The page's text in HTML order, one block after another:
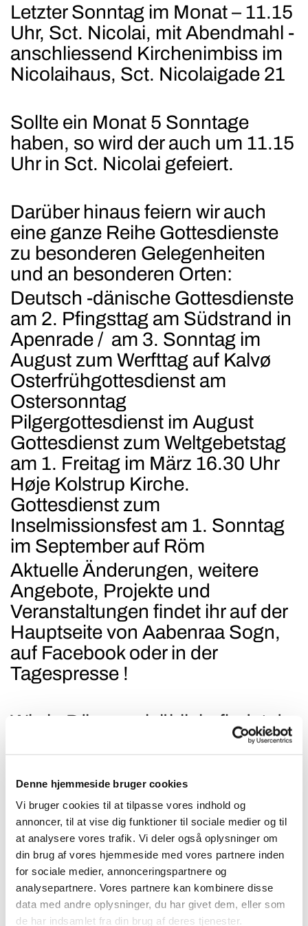
Denne hjemmeside bruger cookies
Vi bruger cookies til at tilpasse vores indhold og
annoncer, til at vise dig funktioner til sociale medier og til
at analysere vores trafik. Vi deler også oplysninger om
din brug af vores hjemmeside med vores partnere inden
for sociale medier, annonceringspartnere og
analysepartnere. Vores partnere kan kombinere disse
data med andre oplysninger, du har givet dem, eller som
de har indsamlet fra din brug af deres tjenester.
Letzter Sonntag im Monat – 11.15
Uhr, Sct. Nicolai, mit Abendmahl -
anschliessend Kirchenimbiss im
Nicolaihaus, Sct. Nicolaigade 21
Sollte ein Monat 5 Sonntage
haben, so wird der auch um 11.15
Uhr in Sct. Nicolai gefeiert.
Darüber hinaus feiern wir auch
eine ganze Reihe Gottesdienste
zu besonderen Gelegenheiten
und an besonderen Orten:
Deutsch -dänische Gottesdienste
am 2. Pfingsttag am Südstrand in
Apenrade / am 3. Sonntag im
August zum Werfttag auf Kalvø
Osterfrühgottesdienst am
Ostersonntag
Pilgergottesdienst im August
Gottesdienst zum Weltgebetstag
am 1. Freitag im März 16.30 Uhr
Høje Kolstrup Kirche.
Gottesdienst zum
Inselmissionsfest am 1. Sonntag
im September auf Röm
Aktuelle Änderungen, weitere
Angebote, Projekte und
Veranstaltungen findet ihr auf der
Hauptseite von Aabenraa Sogn,
auf Facebook oder in der
Tagespresse !
Wie in Dänemark üblich, findet der
Konfirmandenunterricht und der
klassenweise statt. Pastorin Anke
Krauskopf unterrichtet die
Konfirmand*innen der 7. Klasse
und die Minikonfirmand*innen der
3. Klasse der Deutschen
Privatschule Apenrade (DPA)
Des Weiteren gibt es ein